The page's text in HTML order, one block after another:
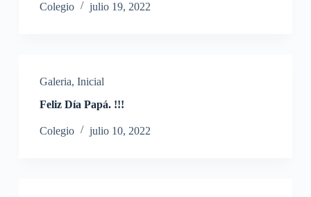
Colegio julio 19, 2022
Galeria, Inicial
Feliz Día Papá. !!!
Colegio julio 10, 2022